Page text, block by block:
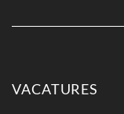
VACATURES